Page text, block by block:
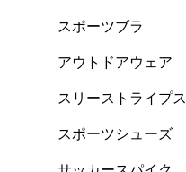
スポーツブラ
アウトドアウェア
スリーストライプス
スポーツシューズ